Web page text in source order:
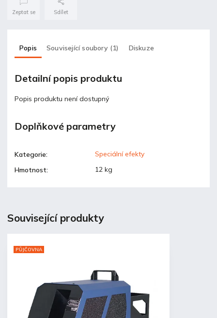
Zeptat se Sdílet
Popis Související soubory (1) Diskuze
Detailní popis produktu
Popis produktu není dostupný
Doplňkové parametry
Kategorie:
Speciální efekty
Hmotnost: 12 kg
Související produkty
PŮJČOVNA